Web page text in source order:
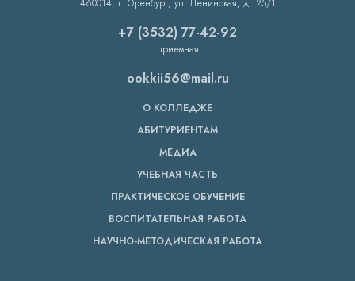
460014, г. Оренбург, ул. Ленинская, д. 25/1
+7 (3532) 77-42-92
приемная
ookkii56@mail.ru
О КОЛЛЕДЖЕ
АБИТУРИЕНТАМ
МЕДИА
УЧЕБНАЯ ЧАСТЬ
ПРАКТИЧЕСКОЕ ОБУЧЕНИЕ
ВОСПИТАТЕЛЬНАЯ РАБОТА
НАУЧНО-МЕТОДИЧЕСКАЯ РАБОТА